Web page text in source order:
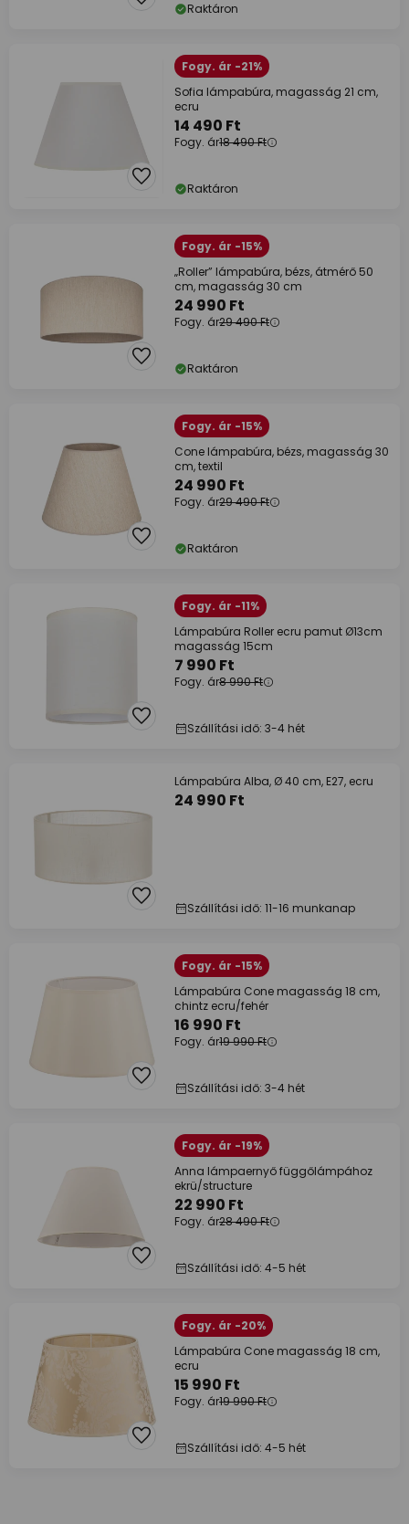
Raktáron
Fogy. ár -21%
Sofia lámpabúra, magasság 21 cm,
ecru
14 490 Ft
Fogy. ár18 490 Ft
Raktáron
Fogy. ár -15%
„Roller” lámpabúra, bézs, átmérő 50
cm, magasság 30 cm
24 990 Ft
Fogy. ár29 490 Ft
Raktáron
Fogy. ár -15%
Cone lámpabúra, bézs, magasság 30
cm, textil
24 990 Ft
Fogy. ár29 490 Ft
Raktáron
Fogy. ár -11%
Lámpabúra Roller ecru pamut Ø13cm
magasság 15cm
7 990 Ft
Fogy. ár8 990 Ft
Szállítási idő: 3-4 hét
Lámpabúra Alba, Ø 40 cm, E27, ecru
24 990 Ft
Szállítási idő: 11-16 munkanap
Fogy. ár -15%
Lámpabúra Cone magasság 18 cm,
chintz ecru/fehér
16 990 Ft
Fogy. ár19 990 Ft
Szállítási idő: 3-4 hét
Fogy. ár -19%
Anna lámpaernyő függőlámpához
ekrü/structure
22 990 Ft
Fogy. ár28 490 Ft
Szállítási idő: 4-5 hét
Fogy. ár -20%
Lámpabúra Cone magasság 18 cm,
ecru
15 990 Ft
Fogy. ár19 990 Ft
Szállítási idő: 4-5 hét